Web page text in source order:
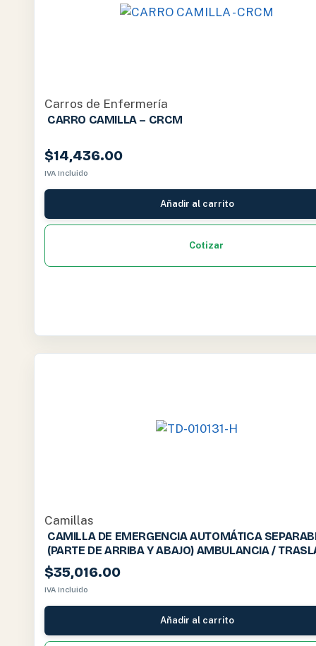
Carros de Enfermería
CARRO CAMILLA – CRCM
$14,436.00
IVA Incluido
Añadir al carrito
Cotizar
Camillas
CAMILLA DE EMERGENCIA AUTOMÁTICA
(PARTE DE ARRIBA Y ABAJO) AMBULANCIA /
TD-010131-H
$35,016.00
IVA Incluido
Añadir al carrito